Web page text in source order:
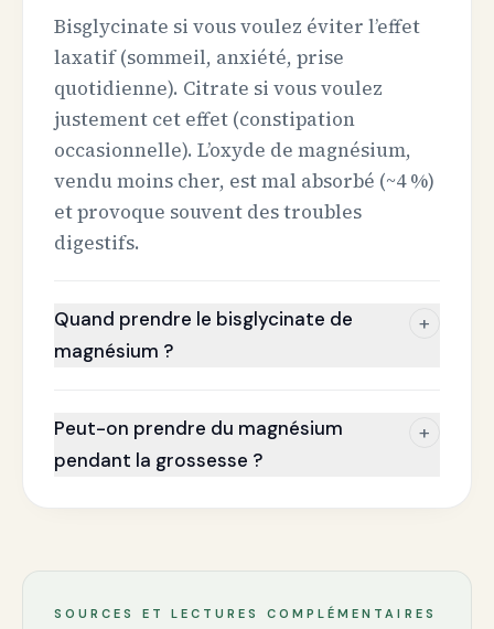
Bisglycinate si vous voulez éviter l’effet
laxatif (sommeil, anxiété, prise
quotidienne). Citrate si vous voulez
justement cet effet (constipation
occasionnelle). L’oxyde de magnésium,
vendu moins cher, est mal absorbé (~4 %)
et provoque souvent des troubles
digestifs.
Quand prendre le bisglycinate de
magnésium ?
+
Peut-on prendre du magnésium
pendant la grossesse ?
+
SOURCES ET LECTURES COMPLÉMENTAIRES